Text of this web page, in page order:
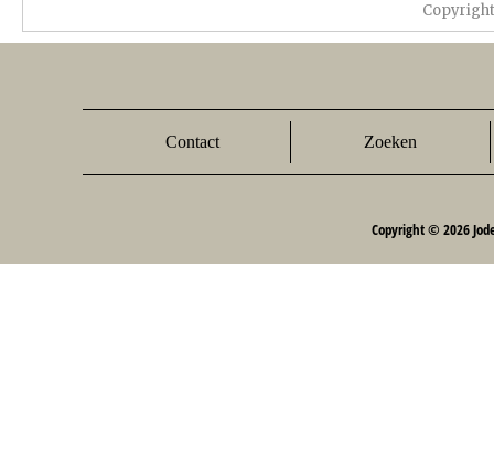
Contact Zoeken
Copyright © 2026